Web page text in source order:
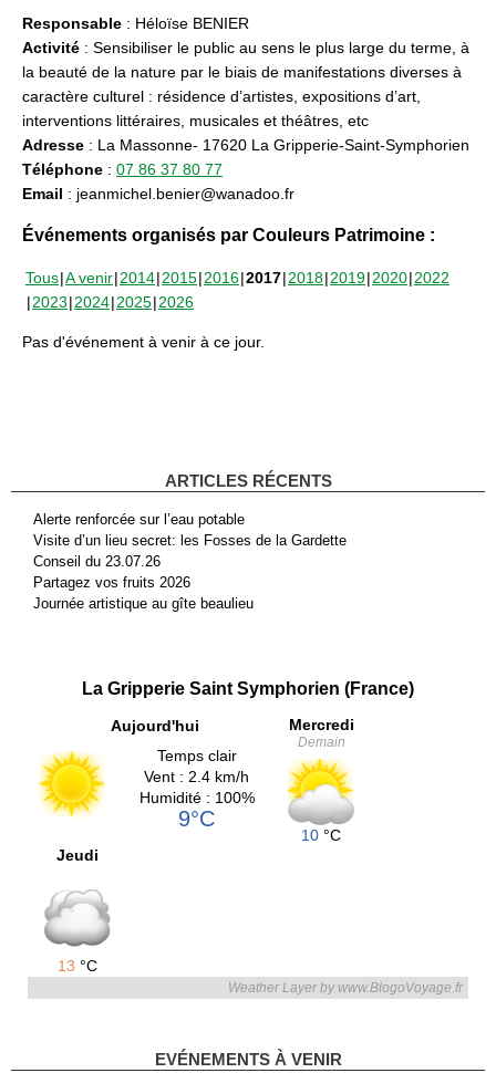
Responsable : Héloïse BENIER
Activité : Sensibiliser le public au sens le plus large du terme, à
la beauté de la nature par le biais de manifestations diverses à
caractère culturel : résidence d’artistes, expositions d’art,
interventions littéraires, musicales et théâtres, etc
Adresse : La Massonne- 17620 La Gripperie-Saint-Symphorien
Téléphone : 07 86 37 80 77
Email : jeanmichel.benier@wanadoo.fr
Événements organisés par Couleurs Patrimoine :
Tous A venir 2014 2015 2016 2017 2018 2019 2020 2022
2023 2024 2025 2026
Pas d'événement à venir à ce jour.
ARTICLES RÉCENTS
Alerte renforcée sur l’eau potable
Visite d’un lieu secret: les Fosses de la Gardette
Conseil du 23.07.26
Partagez vos fruits 2026
Journée artistique au gîte beaulieu
La Gripperie Saint Symphorien (France)
Aujourd'hui
Temps clair
Vent : 2.4 km/h
Humidité : 100%
9°C
Mercredi
Demain
10 °C
Jeudi
13 °C
Weather Layer by www.BlogoVoyage.fr
EVÉNEMENTS À VENIR